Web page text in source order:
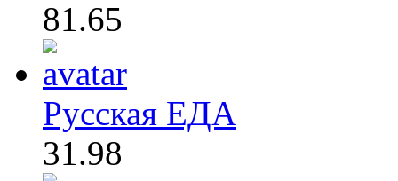
81.65
Русская ЕДА
31.98